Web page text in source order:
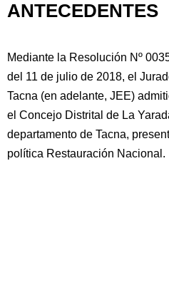
ANTECEDENTES
Mediante la Resolución Nº
del 11 de julio de 2018, el
Tacna (en adelante, JEE)
el Concejo Distrital de La
departamento de Tacna,
política Restauración Nacional.